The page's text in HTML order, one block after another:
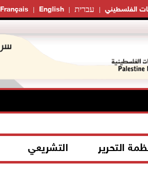
Français English עברית الفلسطيني
التحرير التشريعي